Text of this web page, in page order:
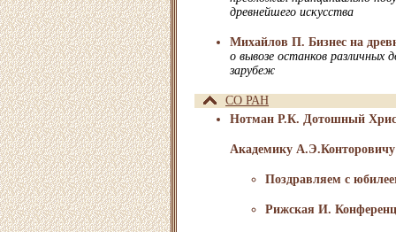
древнейшего искусства
Михайлов П. Бизнес на
о вывозе останков различных
зарубеж
СО РАН
Нотман Р.К. Дотошный
Академику А.Э.Конторовичу
Поздравляем с
Рижская И.